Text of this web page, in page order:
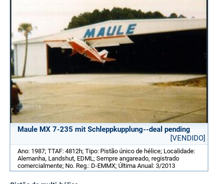
Maule MX 7-235 mit Schleppkupplung--deal pending
[VENDIDO]
Ano: 1987; TTAF: 4812h; Tipo: Pistão único de hélice; Localidade:
Alemanha, Landshut, EDML; Sempre angareado, registrado
comercialmente; No. Reg.: D-EMMX; Última Anual: 3/2013